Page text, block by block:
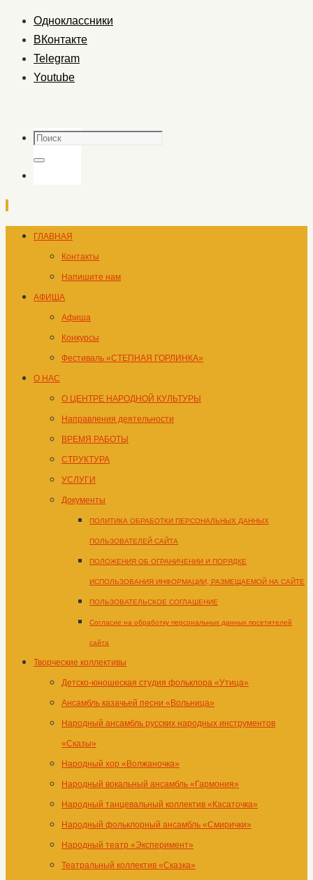
Одноклассники
ВКонтакте
Telegram
Youtube
Поиск
Поиск
Перейти
содержимому
ГЛАВНАЯ
Контакты
Напишите нам
АФИША
Афиша
Конкурсы
Фестиваль «СТЕПНАЯ ГОРЛИНКА»
О НАС
О ЦЕНТРЕ НАРОДНОЙ КУЛЬТУРЫ
Направления деятельности
ВРЕМЯ РАБОТЫ
СТРУКТУРА
УСЛУГИ
Документы
ПОЛИТИКА ОБРАБОТКИ ПЕРСОНАЛЬНЫХ ДАННЫХ
ПОЛЬЗОВАТЕЛЕЙ САЙТА
ПОЛОЖЕНИЯ ОБ ОГРАНИЧЕНИИ И ПОРЯДКЕ
ИСПОЛЬЗОВАНИЯ ИНФОРМАЦИИ, РАЗМЕЩАЕМОЙ НА САЙТЕ
ПОЛЬЗОВАТЕЛЬСКОЕ СОГЛАШЕНИЕ
Согласие на обработку персональных данных посетителей
сайта
Творческие коллективы
Детско-юношеская студия фольклора «Утица»
Ансамбль казачьей песни «Вольница»
Народный ансамбль русских народных инструментов
«Сказы»
Народный хор «Волжаночка»
Народный вокальный ансамбль «Гармония»
Народный танцевальный коллектив «Касаточка»
Народный фольклорный ансамбль «Смирички»
Народный театр «Эксперимент»
Театральный коллектив «Сказка»